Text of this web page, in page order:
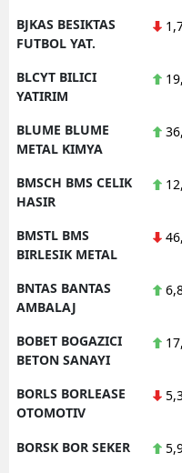
BJKAS BESIKTAS
FUTBOL YAT.
BLCYT BILICI
YATIRIM
BLUME BLUME
METAL KIMYA
BMSCH BMS CELIK
HASIR
BMSTL BMS
BIRLESIK METAL
BNTAS BANTAS
AMBALAJ
BOBET BOGAZICI
BETON SANAYI
BORLS BORLEASE
OTOMOTIV
BORSK BOR SEKER